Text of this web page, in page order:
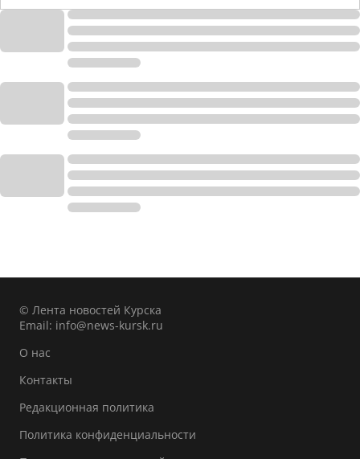
© Лента новостей Курска
Email: info@news-kursk.ru
О нас
Контакты
Редакционная политика
Политика конфиденциальности